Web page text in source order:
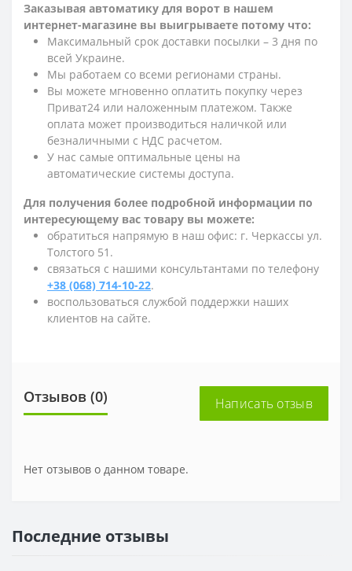
Заказывая автоматику для ворот в нашем
интернет-магазине вы выигрываете потому что:
Максимальный срок доставки посылки – 3 дня по
всей Украине.
Мы работаем со всеми регионами страны.
Вы можете мгновенно оплатить покупку через
Приват24 или наложенным платежом. Также
оплата может производиться наличкой или
безналичными с НДС расчетом.
У нас самые оптимальные цены на
автоматические системы доступа.
Для получения более подробной информации по
интересующему вас товару вы можете:
обратиться напрямую в наш офис: г. Черкассы ул.
Толстого 51.
связаться с нашими консультантами по телефону
+38 (068) 714-10-22.
воспользоваться службой поддержки наших
клиентов на сайте.
Отзывов (0) Написать отзыв
Нет отзывов о данном товаре.
Последние отзывы